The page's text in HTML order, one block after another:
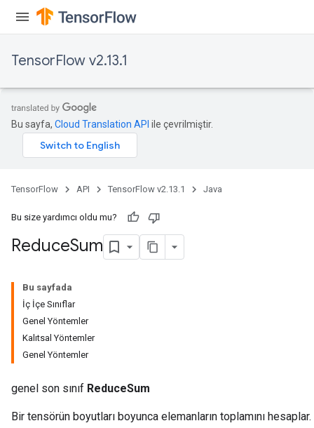
TensorFlow v2.13.1
Bu sayfa, Cloud Translation API ile çevrilmiştir.
TensorFlow API TensorFlow v2.13.1 Java
Bu size yardımcı oldu mu?
ReduceSum
Bu sayfada
İç İçe Sınıflar
Genel Yöntemler
Kalıtsal Yöntemler
Genel Yöntemler
genel son sınıf ReduceSum
Bir tensörün boyutları boyunca elemanların toplamını hesaplar.